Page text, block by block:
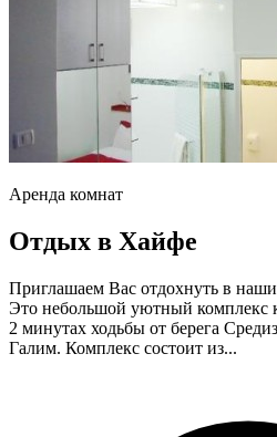
Аренда комнат
Отдых в Хайфе
Приглашаем Вас отдохнуть в
Это небольшой уютный комплекс
2 минутах ходьбы от берега
Галим. Комплекс состоит из...